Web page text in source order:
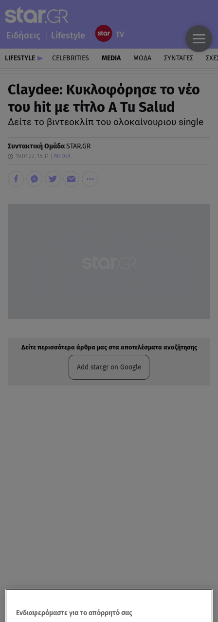
Ειδήσεις Lifestyle
LIFESTYLE CELEBRITIES MEDIA ΜΟΔΑ ΣΥΝΤΑΓΕΣ
Claydee: Κυκλοφόρησε το νέο
του hit με τίτλο A Tu Salud
Δείτε το βιντεοκλίπ του ολοκαίνουριου single
Συντακτική ΟμάδαSTAR.GR
19.01.22, 15:31 MEDIA
Δείτε περισσότερα άρθρα μας στα αποτελέσματα αναζήτησης
Add star.gr on Google
Ενδιαφερόμαστε για το απόρρητό σας